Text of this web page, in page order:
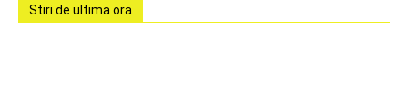
Stiri de ultima ora